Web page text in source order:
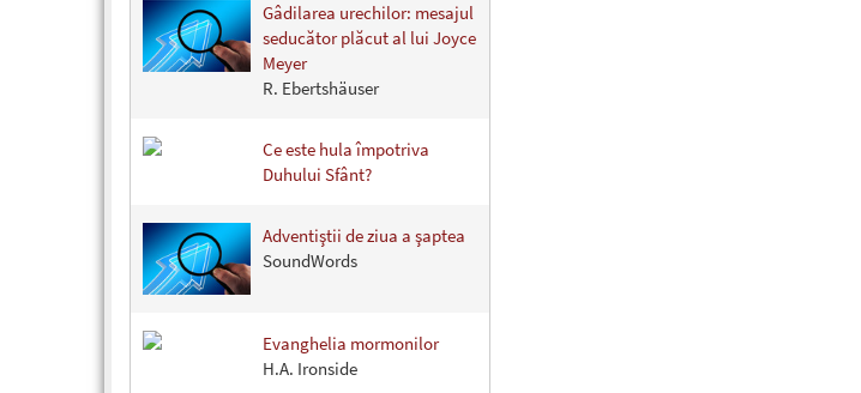
Gâdilarea urechilor: mesajul
seducător plăcut al lui Joyce
Meyer
R. Ebertshäuser
Ce este hula împotriva
Duhului Sfânt?
Adventiştii de ziua a şaptea
SoundWords
Evanghelia mormonilor
H.A. Ironside